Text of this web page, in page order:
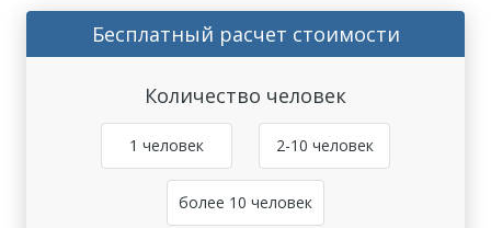
Бесплатный расчет стоимости
Количество человек
1 человек 2-10 человек
более 10 человек